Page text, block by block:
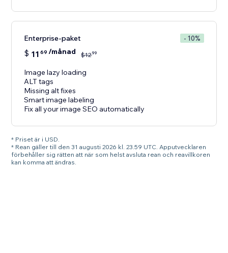
Enterprise-paket - 10%
$ 11 69 /månad $1299
Image lazy loading
ALT tags
Missing alt fixes
Smart image labeling
Fix all your image SEO automatically
* Priset är i USD.
* Rean gäller till den 31 augusti 2026 kl. 23.59 UTC. Apputvecklaren
förbehåller sig rätten att när som helst avsluta rean och reavillkoren
kan komma att ändras.